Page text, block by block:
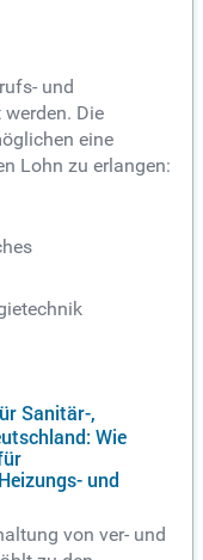
und
Die
eine
Lohn zu erlangen:
Sanitär-,
Wie
und
von ver- und